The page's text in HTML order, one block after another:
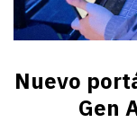
Nuevo
Gen